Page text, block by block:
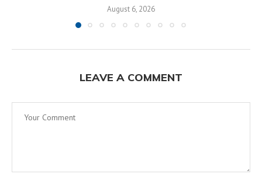
August 6, 2026
LEAVE A COMMENT